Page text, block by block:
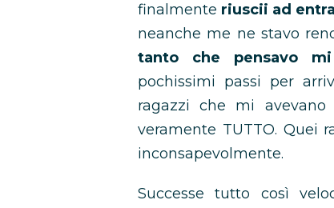
finalmente riuscii ad
neanche me ne stavo
tanto che pensavo
pochissimi passi per
ragazzi che mi
veramente TUTTO. Quei
inconsapevolmente.
Successe tutto così